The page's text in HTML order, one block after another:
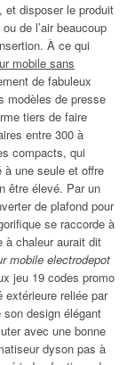
et disposer le produit
de l’air beaucoup
À ce qui
mobile sans
de fabuleux
modèles de presse
tiers de faire
entre 300 à
compacts, qui
à une seule et offre
être élevé. Par un
de plafond pour
se raccorde à
à chaleur aurait dit
mobile electrodepot
jeu 19 codes promo
extérieure reliée par
design élégant
avec une bonne
dyson pas à